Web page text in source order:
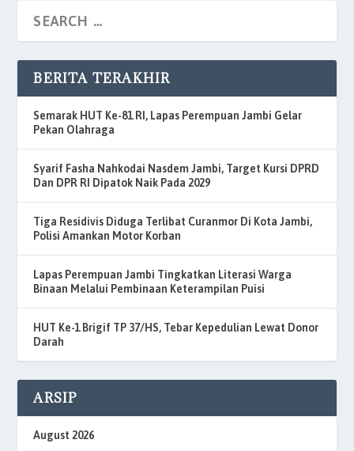
BERITA TERAKHIR
Semarak HUT Ke-81 RI, Lapas Perempuan Jambi Gelar
Pekan Olahraga
Syarif Fasha Nahkodai Nasdem Jambi, Target Kursi DPRD
Dan DPR RI Dipatok Naik Pada 2029
Tiga Residivis Diduga Terlibat Curanmor Di Kota Jambi,
Polisi Amankan Motor Korban
Lapas Perempuan Jambi Tingkatkan Literasi Warga
Binaan Melalui Pembinaan Keterampilan Puisi
HUT Ke-1 Brigif TP 37/HS, Tebar Kepedulian Lewat Donor
Darah
ARSIP
August 2026